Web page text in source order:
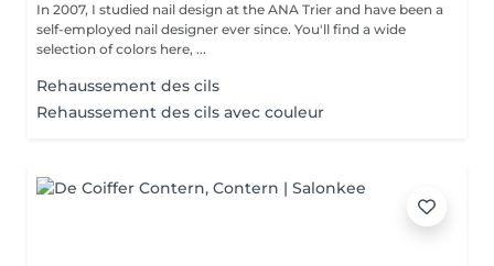
In 2007, I studied nail design at the ANA Trier and have been a
self-employed nail designer ever since. You'll find a wide
selection of colors here, ...
Rehaussement des cils
Rehaussement des cils avec couleur